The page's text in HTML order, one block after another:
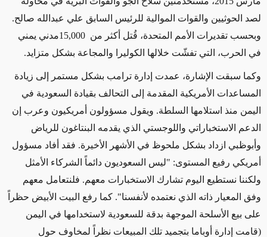
لصد الحوثيين والقوات الموالية للرئيس السابق علي عبدالله صالح.
وبحسب تقديرات الأمم المتحدة، قُتل أكثر من
مدني يمني
في الحرب، التي تفشّت خلالها الكوليرا والمجاعة بشكل متزايد.
وكما سبقت الإشارة، عمدت إدارة ترامب بشكل مستمر إلى زيادة
المساعدات الأمريكية المقدمة إلى التحالف بقيادة السعودية في
اليمن منذ استلامها السلطة. ويقول مسؤولون أمريكيون وعرب إن
الدعم الاستخباراتي واللوجستي الذي يقدمه البنتاغون للرياض
وأبوظبي ازداد بشكل ملحوظ في الأشهر الأخيرة. فقد أفاد مسؤول
أمريكي رفيع المستوى: "ليس السعوديون دائماً الشركاء الأمثل
ولكننا نستطيع اليوم تشارك الاستخبارات معهم. فلنتعامل معهم
وفق المعيار ذاته الذي نعتمده لأنفسنا". كما رفع البيت الأبيض حظراً
على بيع الأسلحة الموجهة بدقة للسعودية لاستخدامها في اليمن
(قامت إدارة أوباما بتجميد تلك المبيعات نظراً لمخاوف حول